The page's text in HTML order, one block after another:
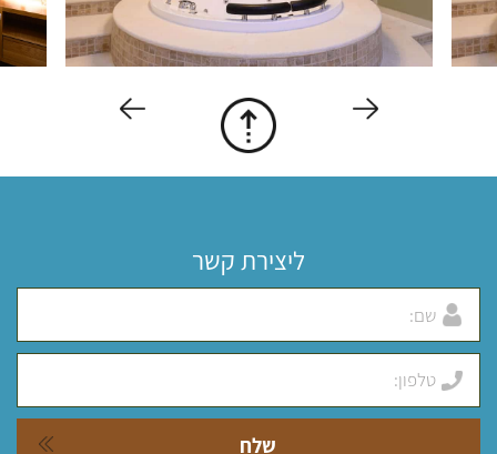
ליצירת קשר